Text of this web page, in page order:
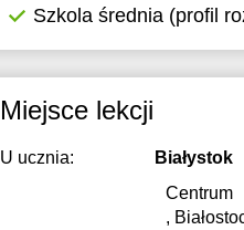
Szkola średnia (profil
Miejsce lekcji
U ucznia:
Białystok
Centrum
,
15:00
15:30
16:00